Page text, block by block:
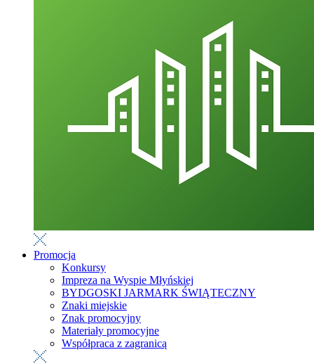
Promocja
Konkursy
Impreza na Wyspie Młyńskiej
BYDGOSKI JARMARK ŚWIĄTECZNY
Znaki miejskie
Znak promocyjny
Materiały promocyjne
Współpraca z zagranicą